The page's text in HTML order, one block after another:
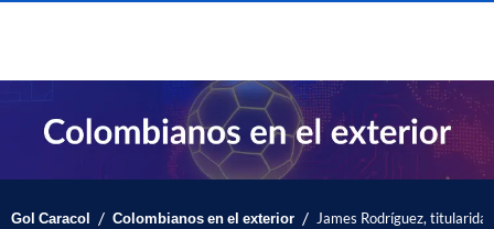
Gol Caracol / Colombianos en el exterior / James Rodríguez,